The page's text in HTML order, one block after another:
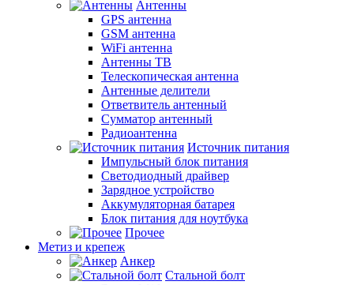
Антенны
GPS антенна
GSM антенна
WiFi антенна
Антенны ТВ
Телескопическая антенна
Антенные делители
Ответвитель антенный
Сумматор антенный
Радиоантенна
Источник питания
Импульсный блок питания
Светодиодный драйвер
Зарядное устройство
Аккумуляторная батарея
Блок питания для ноутбука
Прочее
Метиз и крепеж
Анкер
Стальной болт